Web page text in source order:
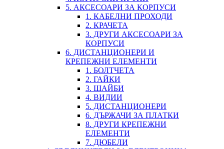
5. АКСЕСОАРИ ЗА КОРПУСИ
1. КАБЕЛНИ ПРОХОДИ
2. КРАЧЕТА
3. ДРУГИ АКСЕСОАРИ ЗА
КОРПУСИ
6. ДИСТАНЦИОНЕРИ И
КРЕПЕЖНИ ЕЛЕМЕНТИ
1. БОЛТЧЕТА
2. ГАЙКИ
3. ШАЙБИ
4. ВИДИИ
5. ДИСТАНЦИОНЕРИ
6. ДЪРЖАЧИ ЗА ПЛАТКИ
8. ДРУГИ КРЕПЕЖНИ
ЕЛЕМЕНТИ
7. ДЮБЕЛИ